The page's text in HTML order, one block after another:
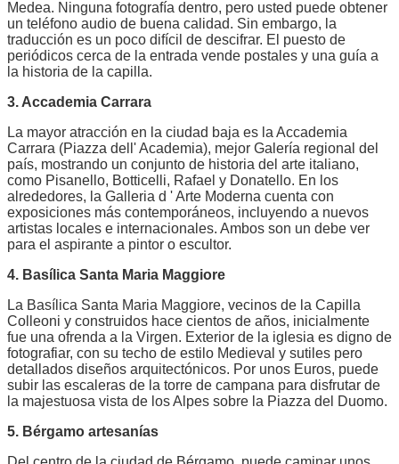
Medea. Ninguna fotografía dentro, pero usted puede obtener
un teléfono audio de buena calidad. Sin embargo, la
traducción es un poco difícil de descifrar. El puesto de
periódicos cerca de la entrada vende postales y una guía a
la historia de la capilla.
3. Accademia Carrara
La mayor atracción en la ciudad baja es la Accademia
Carrara (Piazza dell' Academia), mejor Galería regional del
país, mostrando un conjunto de historia del arte italiano,
como Pisanello, Botticelli, Rafael y Donatello. En los
alrededores, la Galleria d ' Arte Moderna cuenta con
exposiciones más contemporáneos, incluyendo a nuevos
artistas locales e internacionales. Ambos son un debe ver
para el aspirante a pintor o escultor.
4. Basílica Santa Maria Maggiore
La Basílica Santa Maria Maggiore, vecinos de la Capilla
Colleoni y construidos hace cientos de años, inicialmente
fue una ofrenda a la Virgen. Exterior de la iglesia es digno de
fotografiar, con su techo de estilo Medieval y sutiles pero
detallados diseños arquitectónicos. Por unos Euros, puede
subir las escaleras de la torre de campana para disfrutar de
la majestuosa vista de los Alpes sobre la Piazza del Duomo.
5. Bérgamo artesanías